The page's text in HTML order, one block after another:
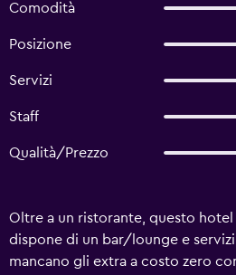
Comodità
Posizione
Servizi
Staff
Qualità/Prezzo
Oltre a un ristorante, questo
dispone di un bar/lounge e
mancano gli extra a costo zero